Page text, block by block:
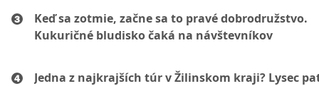
Keď sa zotmie, začne sa to pravé dobrodružstvo.
Kukuričné bludisko čaká na návštevníkov
Jedna z najkrajších túr v Žilinskom kraji? Lysec